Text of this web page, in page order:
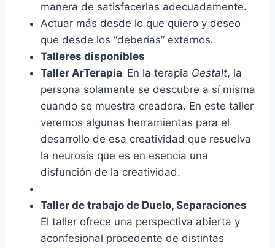
manera de satisfacerlas adecuadamente.
Actuar más desde lo que quiero y deseo
que desde los “deberías” externos.
Talleres disponibles
Taller ArTerapia En la terapia Gestalt, la
persona solamente se descubre a sí misma
cuando se muestra creadora. En este taller
veremos algunas herramientas para el
desarrollo de esa creatividad que resuelva
la neurosis que es en esencia una
disfunción de la creatividad.
Taller de trabajo de Duelo, Separaciones
El taller ofrece una perspectiva abierta y
aconfesional procedente de distintas